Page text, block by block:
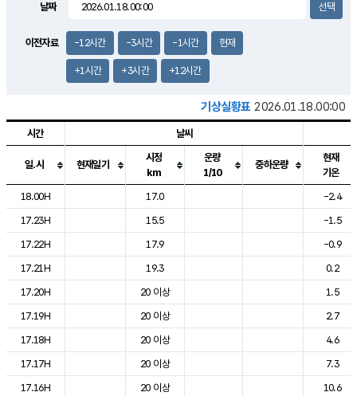
1.3m/s
날짜
이전자료 -12시간 -3시간 -1시간 현재
+1시간 +3시간 +12시간
기상실황표 2026.01.18.00:00
도시별 기상실황표로 지점, 날씨, 기온, 강수, 바람, 기압등을 안내한 표입
시간 날씨
일.시 현재일기
시정
km
운량
1/10
중하운량
현재
기온
18.00H
17.0
-2.4
17.23H
15.5
-1.5
17.22H
17.9
-0.9
17.21H
19.3
0.2
17.20H
20 이상
1.5
17.19H
20 이상
2.7
17.18H
20 이상
4.6
17.17H
20 이상
7.3
17.16H
20 이상
10.6